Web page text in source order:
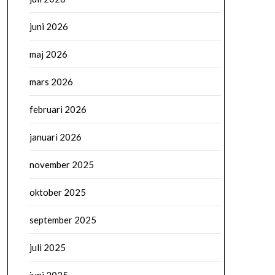
juni 2026
maj 2026
mars 2026
februari 2026
januari 2026
november 2025
oktober 2025
september 2025
juli 2025